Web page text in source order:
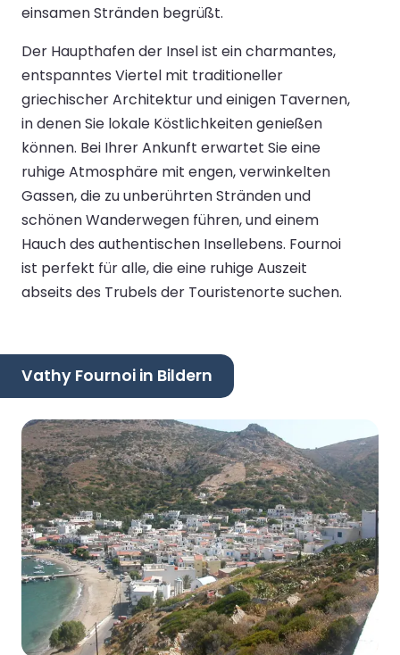
einsamen Stränden begrüßt.
Der Haupthafen der Insel ist ein charmantes,
entspanntes Viertel mit traditioneller
griechischer Architektur und einigen Tavernen,
in denen Sie lokale Köstlichkeiten genießen
können. Bei Ihrer Ankunft erwartet Sie eine
ruhige Atmosphäre mit engen, verwinkelten
Gassen, die zu unberührten Stränden und
schönen Wanderwegen führen, und einem
Hauch des authentischen Insellebens. Fournoi
ist perfekt für alle, die eine ruhige Auszeit
abseits des Trubels der Touristenorte suchen.
Vathy Fournoi in Bildern